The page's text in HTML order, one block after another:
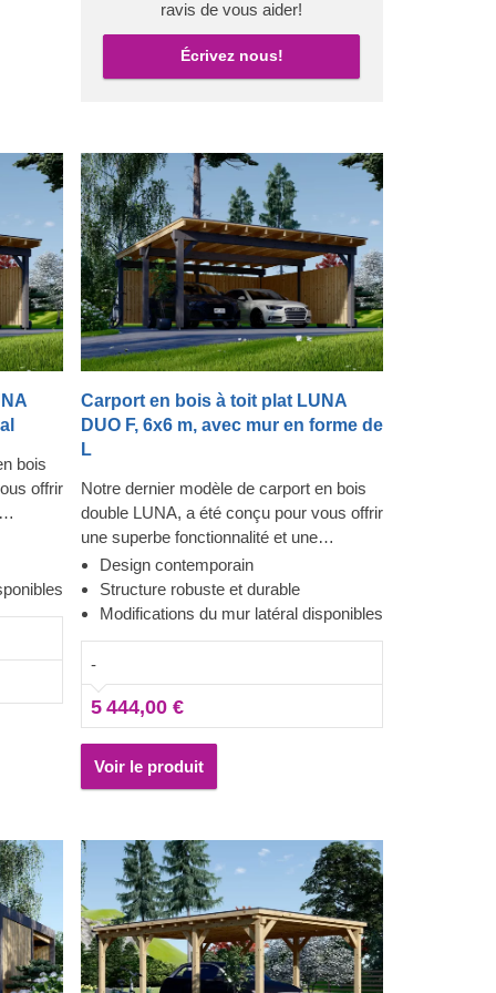
ravis de vous aider!
Écrivez nous!
bois
offrir
Grâce
de
le
Carport en bois à toit plat LUNA
DUO F, 6x6 m, avec mur en forme de
L
Notre dernier modèle de carport en bois
double LUNA, a été conçu pour vous offrir
une superbe fonctionnalité et une
esthétique contemporaine raffinée. Grâce
à sa forme moderne et élégante, son
design sublime et toit plat contemporain,
espace extérieur. En plus, la possibilité de
choisir le nombre de panneaux latéraux
vous permettra de mettre en place le
modèle de carport correspondant le
mieux à vos besoins.
Design contemporain
Structure robuste et durable
Modifications du mur latéral disponibles
-
5 444,00 €
Voir le produit